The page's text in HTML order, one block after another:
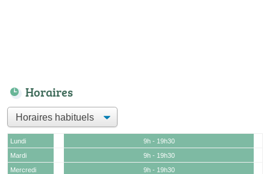
Horaires
Lundi
9h - 19h30
Mardi
9h - 19h30
Mercredi
9h - 19h30